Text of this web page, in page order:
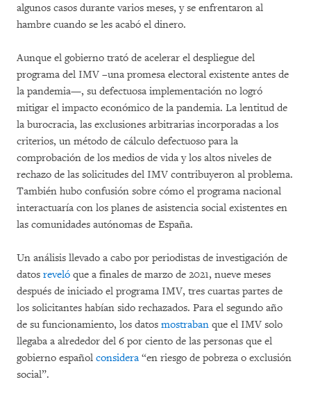
algunos casos durante varios meses, y se enfrentaron al
hambre cuando se les acabó el dinero.
Aunque el gobierno trató de acelerar el despliegue del
programa del IMV –una promesa electoral existente antes de
la pandemia—, su defectuosa implementación no logró
mitigar el impacto económico de la pandemia. La lentitud de
la burocracia, las exclusiones arbitrarias incorporadas a los
criterios, un método de cálculo defectuoso para la
comprobación de los medios de vida y los altos niveles de
rechazo de las solicitudes del IMV contribuyeron al problema.
También hubo confusión sobre cómo el programa nacional
interactuaría con los planes de asistencia social existentes en
las comunidades autónomas de España.
Un análisis llevado a cabo por periodistas de investigación de
datos reveló que a finales de marzo de 2021, nueve meses
después de iniciado el programa IMV, tres cuartas partes de
los solicitantes habían sido rechazados. Para el segundo año
de su funcionamiento, los datos mostraban que el IMV solo
llegaba a alrededor del 6 por ciento de las personas que el
gobierno español considera “en riesgo de pobreza o exclusión
social”.